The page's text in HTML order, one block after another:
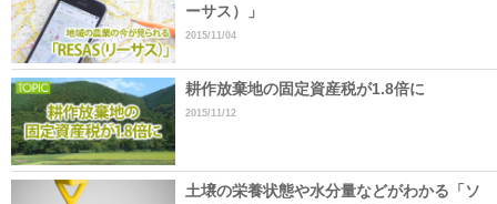
ーサス）」
2015/11/04
耕作放棄地の固定資産税が1.8倍に
2015/11/12
土壌の栄養状態や水分量などがわかる「ソ